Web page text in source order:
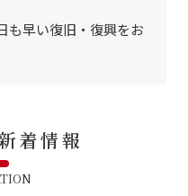
も早い復旧・復興をお
着情報